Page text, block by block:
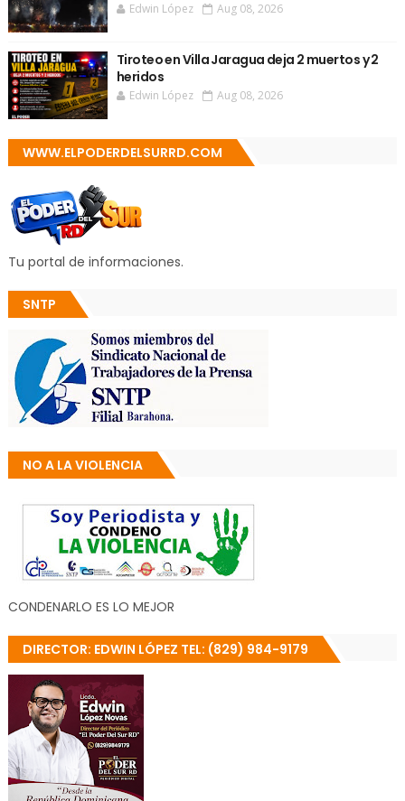
Edwin López Aug 08, 2026
Tiroteo en Villa Jaragua deja 2 muertos y 2
heridos
Edwin López Aug 08, 2026
WWW.ELPODERDELSURRD.COM
Tu portal de informaciones.
SNTP
NO A LA VIOLENCIA
CONDENARLO ES LO MEJOR
DIRECTOR: EDWIN LÓPEZ TEL: (829) 984-9179